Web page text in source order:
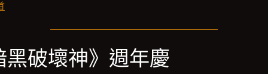
黑破壞神》週年慶